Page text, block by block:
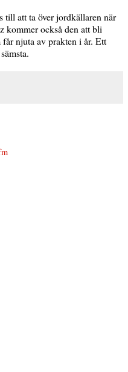
att ta över jordkällaren när
kommer också den att bli
njuta av prakten i år. Ett